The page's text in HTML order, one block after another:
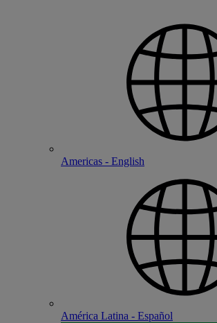
Americas - English
América Latina - Español